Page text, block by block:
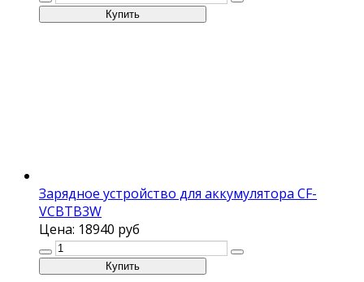
Зарядное устройство для аккумулятора CF-
VCBTB3W
Цена: 18940 руб